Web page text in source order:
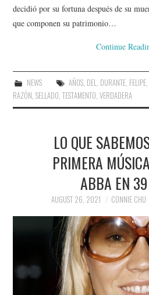
decidió por su fortuna después de su
que componen su patrimonio…
Continue
NEWS AÑOS, DEL, DURANTE, FELIPE,
RAZÓN,SELLADO,TESTAMENTO,VERDADERA
LO QUE
PRIMERA
ABBA EN
AUGUST 26, 2021 CONNIE CHU